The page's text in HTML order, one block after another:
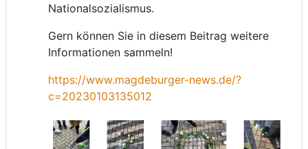
Nationalsozialismus.
Gern können Sie in diesem Beitrag weitere
Informationen sammeln!
https://www.magdeburger-news.de/?
c=20230103135012